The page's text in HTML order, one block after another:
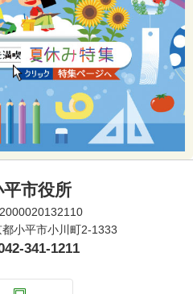
平市役所
小平市小川町2-1333
341-1211